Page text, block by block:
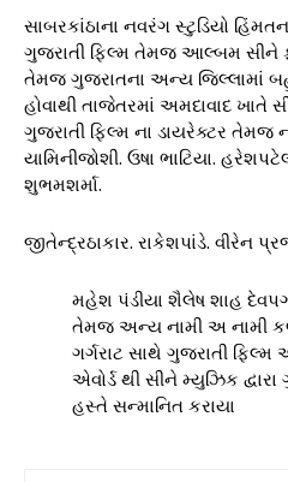
સાબરકાંઠાના નવરંગ સ્ટુડિયો
ગુજરાતી ફિલ્મ તેમજ આલ્બમ સીને
તેમજ ગુજરાતના અન્ય જિલ્લામાં
હોવાથી તાજેતરમાં અમદાવાદ ખાતે
ગુજરાતી ફિલ્મ ના ડાયરેક્ટર તેમજ
યામિનીજોશી. ઉષા ભાટિયા.
શુભમશર્મા.
જીતેન્દ્રઠાકાર. રાકેશપાંડે. વીરેન
મહેશ પંડીયા શૈલેષ શાહ
તેમજ અન્ય નામી અ નામી
ગર્ગરાટ સાથે ગુજરાતી
એવોર્ડ થી સીને મ્યુઝિક
હસ્તે સન્માનિત કરાયા